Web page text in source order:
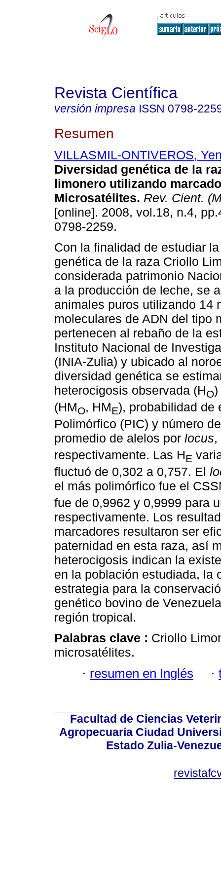
Revista Científica
versión impresa ISSN 0798-
Resumen
VILLASMIL-ONTIVEROS,
Diversidad genética de la
limonero utilizando
Microsatélites. Rev. Cient.
[online]. 2008, vol.18, n.4,
0798-2259.
Con la finalidad de estudiar
genética de la raza Criollo
considerada patrimonio
a la producción de leche, se
animales puros utilizando 14
moleculares de ADN del tipo
pertenecen al rebaño de la
Instituto Nacional de
(INIA-Zulia) y ubicado al
diversidad genética se
heterocigosis observada (HO)
(HMO, HME), probabilidad de
Polimórfico (PIC) y número
promedio de alelos por locus,
respectivamente. Las HE
fluctuó de 0,302 a 0,757. El
el más polimórfico fue el
fue de 0,9962 y 0,9999 para
respectivamente. Los
marcadores resultaron ser
paternidad en esta raza, así
heterocigosis indican la
en la población estudiada, la
estrategia para la
genético bovino de
región tropical.
Palabras clave : Criollo
microsatélites.
· resumen en Inglés ·
Facultad de Ciencias
Agropecuaria Ciudad
Estado Zulia-